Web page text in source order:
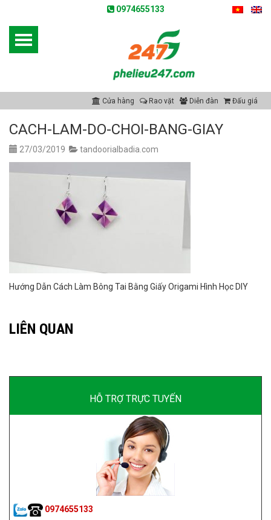
0974655133
Cửa hàng Rao vặt Diễn đàn Đấu giá
CACH-LAM-DO-CHOI-BANG-GIAY
27/03/2019 tandoorialbadia.com
Hướng Dẫn Cách Làm Bông Tai Bằng Giấy Origami Hình Học DIY
LIÊN QUAN
HỖ TRỢ TRỰC TUYẾN
0974655133